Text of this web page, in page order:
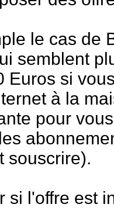
le cas de
semblent
Euros si
à la
pour
souscrire).
si l'offre est